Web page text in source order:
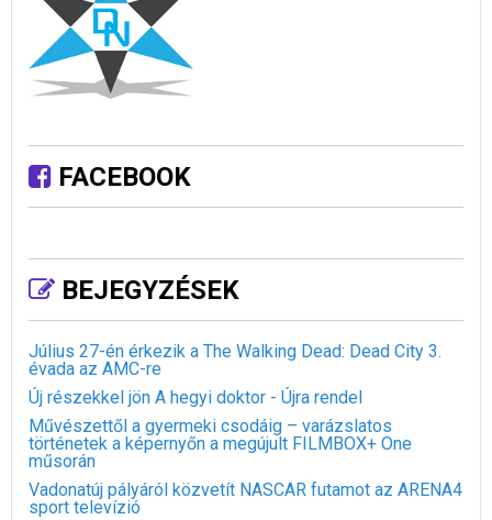
FACEBOOK
BEJEGYZÉSEK
Július 27-én érkezik a The Walking Dead: Dead City 3.
évada az AMC-re
Új részekkel jön A hegyi doktor - Újra rendel
Művészettől a gyermeki csodáig – varázslatos
történetek a képernyőn a megújult FILMBOX+ One
műsorán
Vadonatúj pályáról közvetít NASCAR futamot az ARENA4
sport televízió